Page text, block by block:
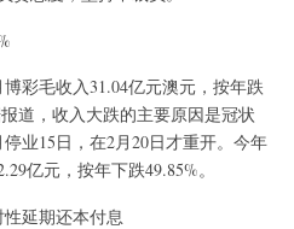
彩毛收入31.04亿元澳元，按年跌
道，收入大跌的主要原因是冠状
业15日，在2月20日才重开。今年
亿元，按年下跌49.85%。
性延期还本付息